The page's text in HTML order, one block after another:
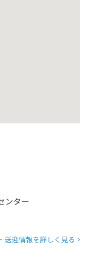
ンター
送迎情報を詳しく見る